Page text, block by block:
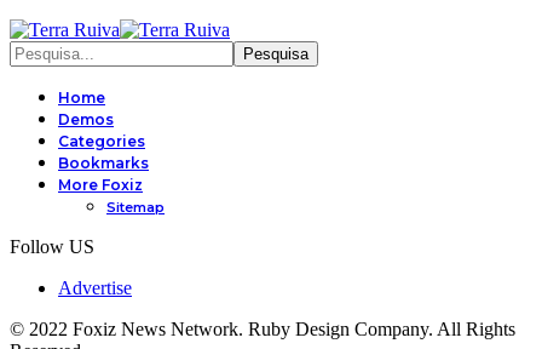
Home
Demos
Categories
Bookmarks
More Foxiz
Sitemap
Follow US
Advertise
© 2022 Foxiz News Network. Ruby Design Company. All Rights